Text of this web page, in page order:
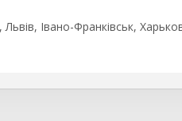
Івано-Франківськ,